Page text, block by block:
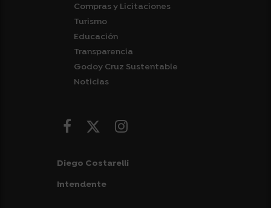
Compras y Licitaciones
Turismo
Educación
Transparencia
Godoy Cruz Sustentable
Noticias
Diego Costarelli
Intendente